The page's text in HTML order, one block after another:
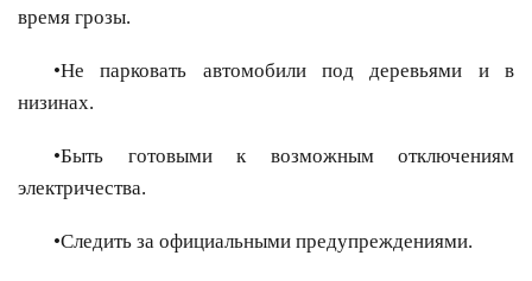
время грозы.
•Не парковать автомобили под деревьями и в
низинах.
•Быть готовыми к возможным отключениям
электричества.
•Следить за официальными предупреждениями.